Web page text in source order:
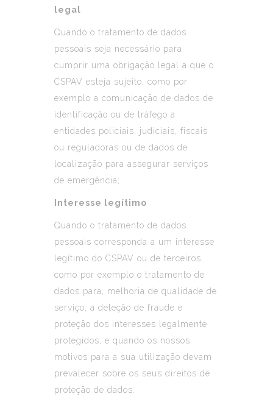
legal
Quando o tratamento de dados
pessoais seja necessário para
cumprir uma obrigação legal a que o
CSPAV esteja sujeito, como por
exemplo a comunicação de dados de
identificação ou de tráfego a
entidades policiais, judiciais, fiscais
ou reguladoras ou de dados de
localização para assegurar serviços
de emergência;
Interesse legítimo
Quando o tratamento de dados
pessoais corresponda a um interesse
legítimo do CSPAV ou de terceiros,
como por exemplo o tratamento de
dados para, melhoria de qualidade de
serviço, a deteção de fraude e
proteção dos interesses legalmente
protegidos, e quando os nossos
motivos para a sua utilização devam
prevalecer sobre os seus direitos de
proteção de dados.